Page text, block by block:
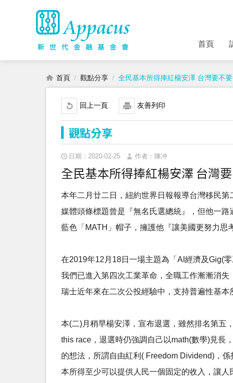
首頁
首頁 觀點分享 全民基本所得捧紅楊安澤 台灣要不
回上一頁 友善列印
觀點分享
日期：2020-02-25 作者：陳冲
全民基本所得捧紅楊安澤 台灣
本年二月廿二日，紐約世界日報報導台灣移民
媒體頭條標題曾是『無名氏選總統』，但他一
藍色「MATH」帽子，擁護他『讓美國更努力思
在2019年12月18日一場主題為「AI經濟及Gig(
我們已進入第四次工業革命，全職工作漸漸消
瑞士近年來在二次公投經驗中，支持普遍性基
本(二)月稍早楊安澤，宣布退選，雖然排名第五
this race，退選時仍強調自己以math(數學)見長
的想法，所謂自由紅利( Freedom Dividend)，
本所得至少可以提供人民一個固定的收入，讓